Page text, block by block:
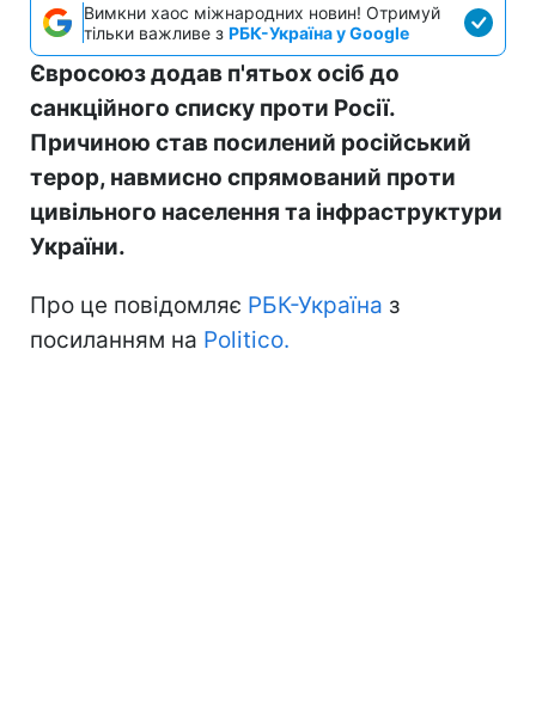
Вимкни хаос міжнародних новин! Отримуй
тільки важливе з РБК-Україна у Google
Євросоюз додав п'ятьох осіб до
санкційного списку проти Росії.
Причиною став посилений російський
терор, навмисно спрямований проти
цивільного населення та інфраструктури
України.
Про це повідомляє РБК-Україна з
посиланням на Politico.